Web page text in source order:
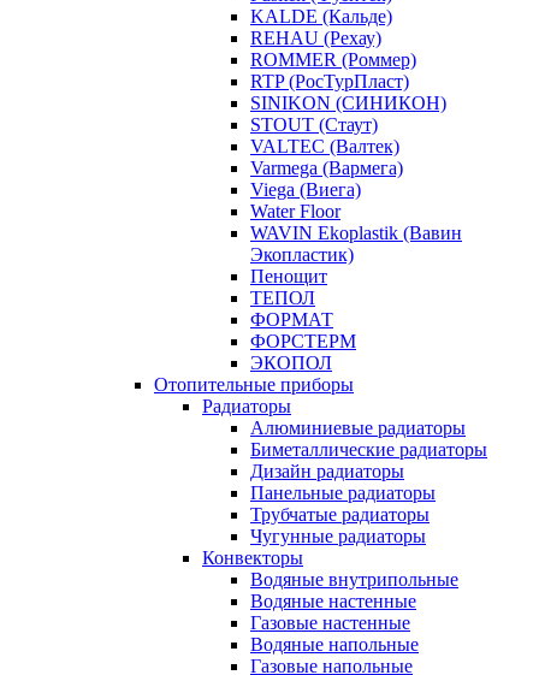
KALDE (Кальде)
REHAU (Рехау)
ROMMER (Роммер)
RTP (РосТурПласт)
SINIKON (СИНИКОН)
STOUT (Стаут)
VALTEC (Валтек)
Varmega (Вармега)
Viega (Виега)
Water Floor
WAVIN Ekoplastik (Вавин
Экопластик)
Пенощит
ТЕПОЛ
ФОРМАТ
ФОРСТЕРМ
ЭКОПОЛ
Отопительные приборы
Радиаторы
Алюминиевые радиаторы
Биметаллические радиаторы
Дизайн радиаторы
Панельные радиаторы
Трубчатые радиаторы
Чугунные радиаторы
Конвекторы
Водяные внутрипольные
Водяные настенные
Газовые настенные
Водяные напольные
Газовые напольные